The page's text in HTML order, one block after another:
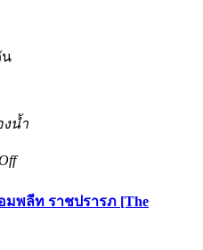
น
งน้ำ
มพลีท ราชปรารภ [The